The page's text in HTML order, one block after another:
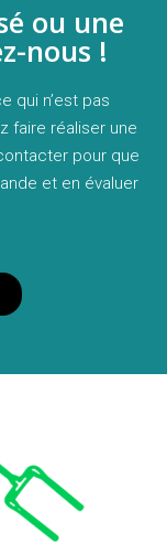
ou une
nous !
qui n’est pas
faire réaliser une
pour que
et en évaluer